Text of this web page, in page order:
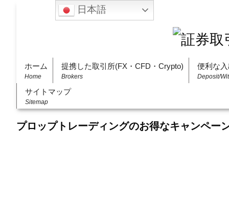
ホーム
Home
提携した取引所(FX・CFD・Crypto)
Brokers
便利な
Deposit/
サイトマップ
Sitemap
プロップトレーディングのお得なキャンペー
日本語